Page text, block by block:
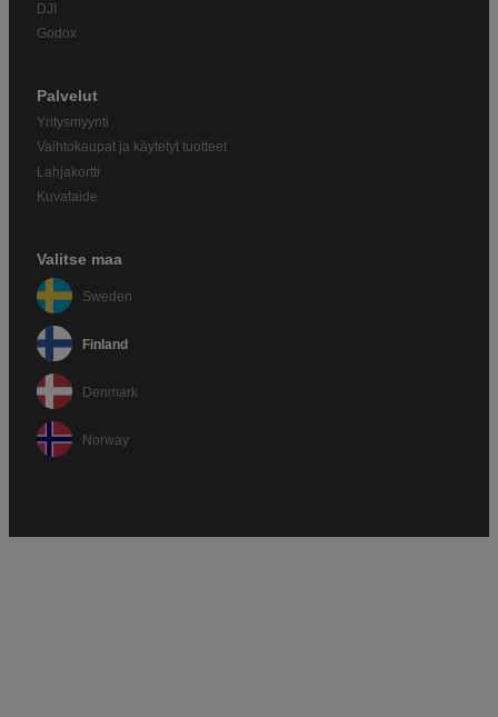
DJI
Godox
Palvelut
Yritysmyynti
Vaihtokaupat ja käytetyt tuotteet
Lahjakortti
Kuvataide
Valitse maa
Sweden
Finland
Denmark
Norway